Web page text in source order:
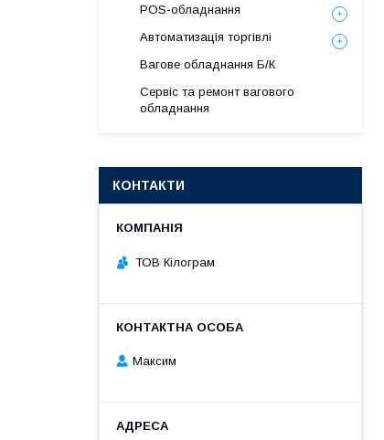
POS-обладнання
Автоматизація торгівлі
Вагове обладнання Б/К
Сервіс та ремонт вагового
обладнання
КОНТАКТИ
ТОВ Кілограм
Максим